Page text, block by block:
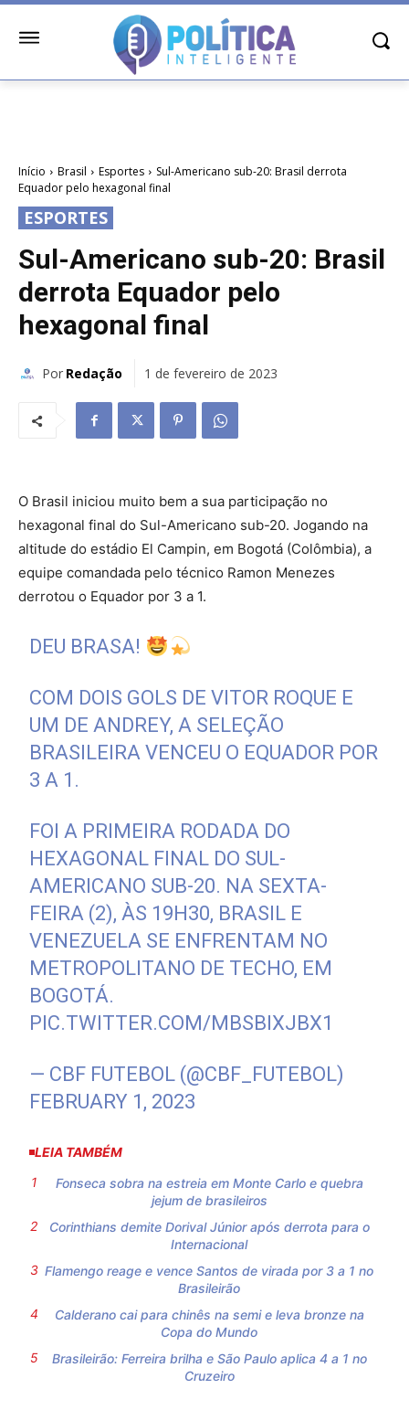
Início Brasil Esportes
Sul-Americano sub-20: Brasil derrota
Equador pelo hexagonal final
ESPORTES
Sul-Americano sub-20: Brasil
derrota Equador pelo
hexagonal final
Por Redação 1 de fevereiro de 2023
O Brasil iniciou muito bem a sua participação no
hexagonal final do Sul-Americano sub-20. Jogando na
altitude do estádio El Campin, em Bogotá (Colômbia), a
equipe comandada pelo técnico Ramon Menezes
derrotou o Equador por 3 a 1.
DEU BRASA!
COM DOIS GOLS DE VITOR ROQUE E
UM DE ANDREY, A SELEÇÃO
BRASILEIRA VENCEU O EQUADOR POR
3 A 1.
FOI A PRIMEIRA RODADA DO
HEXAGONAL FINAL DO SUL-
AMERICANO SUB-20. NA SEXTA-
FEIRA (2), ÀS 19H30, BRASIL E
VENEZUELA SE ENFRENTAM NO
METROPOLITANO DE TECHO, EM
BOGOTÁ.
PIC.TWITTER.COM/MBSBIXJBX1
— CBF FUTEBOL (@CBF_FUTEBOL)
FEBRUARY 1, 2023
LEIA TAMBÉM
Fonseca sobra na estreia em Monte Carlo e quebra
jejum de brasileiros
Corinthians demite Dorival Júnior após derrota para o
Internacional
Flamengo reage e vence Santos de virada por 3 a 1 no
Brasileirão
Calderano cai para chinês na semi e leva bronze na
Copa do Mundo
Brasileirão: Ferreira brilha e São Paulo aplica 4 a 1 no
Cruzeiro